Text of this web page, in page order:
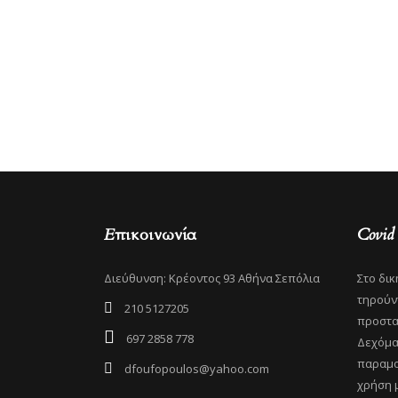
Επικοινωνία
Διεύθυνση: Κρέοντος 93 Αθήνα Σεπόλια
210 5127205
697 2858 778
dfoufopoulos@yahoo.com
Στο
χρήση